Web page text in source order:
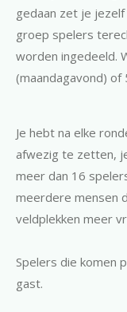
gedaan zet je jezelf
groep spelers
worden ingedeeld.
(maandagavond)
Je hebt na elke
afwezig te zetten,
meer dan 16
meerdere mensen
veldplekken meer
Spelers die komen
gast.